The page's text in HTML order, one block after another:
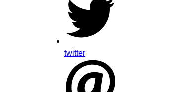
twitter